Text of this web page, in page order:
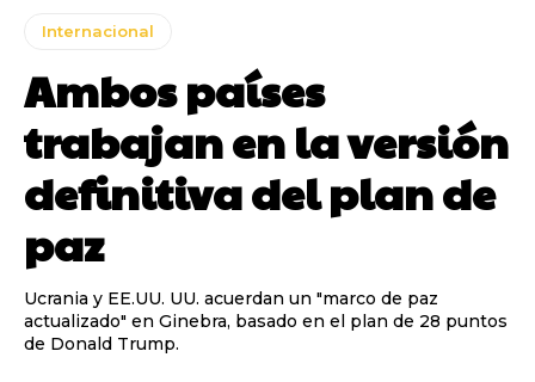
Internacional
Ambos países
trabajan en la versión
definitiva del plan de
paz
Ucrania y EE.UU. UU. acuerdan un "marco de paz
actualizado" en Ginebra, basado en el plan de 28 puntos
de Donald Trump.